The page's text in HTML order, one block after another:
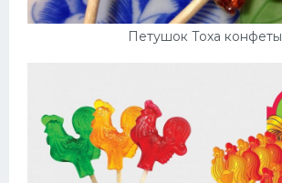
Петушок Тоха конфеты